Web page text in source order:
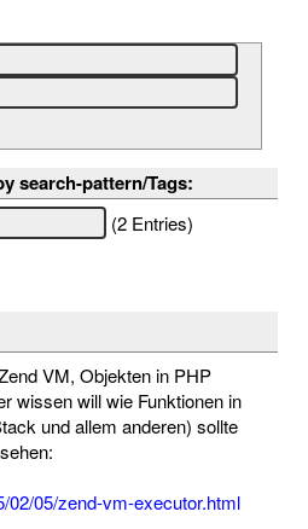
search-pattern/Tags:
(2 Entries)
VM, Objekten in PHP
wissen will wie Funktionen in
und allem anderen) sollte
02/05/zend-vm-executor.html